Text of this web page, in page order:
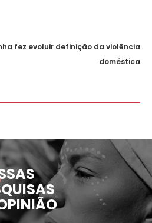
fez evoluir definição da violência
doméstica